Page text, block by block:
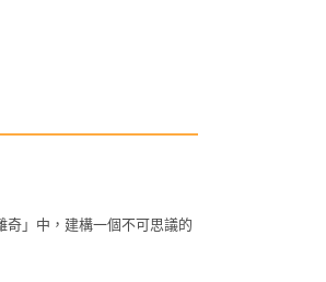
」中，建構一個不可思議的